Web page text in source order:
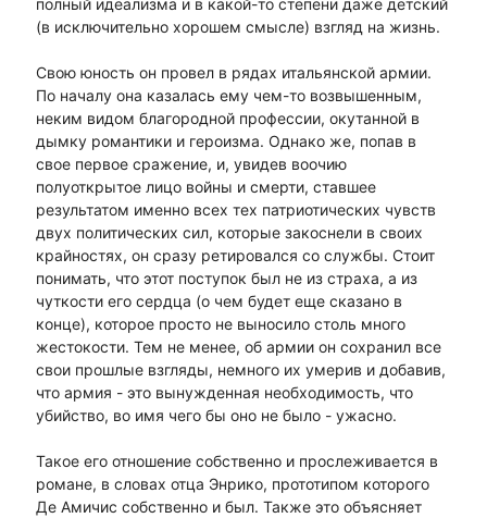
полный идеализма и в какой-то степени даже детский
(в исключительно хорошем смысле) взгляд на жизнь.
Свою юность он провел в рядах итальянской армии.
По началу она казалась ему чем-то возвышенным,
неким видом благородной профессии, окутанной в
дымку романтики и героизма. Однако же, попав в
свое первое сражение, и, увидев воочию
полуоткрытое лицо войны и смерти, ставшее
результатом именно всех тех патриотических чувств
двух политических сил, которые закоснели в своих
крайностях, он сразу ретировался со службы. Стоит
понимать, что этот поступок был не из страха, а из
чуткости его сердца (о чем будет еще сказано в
конце), которое просто не выносило столь много
жестокости. Тем не менее, об армии он сохранил все
свои прошлые взгляды, немного их умерив и добавив,
что армия - это вынужденная необходимость, что
убийство, во имя чего бы оно не было - ужасно.
Такое его отношение собственно и прослеживается в
романе, в словах отца Энрико, прототипом которого
Де Амичис собственно и был. Также это объясняет